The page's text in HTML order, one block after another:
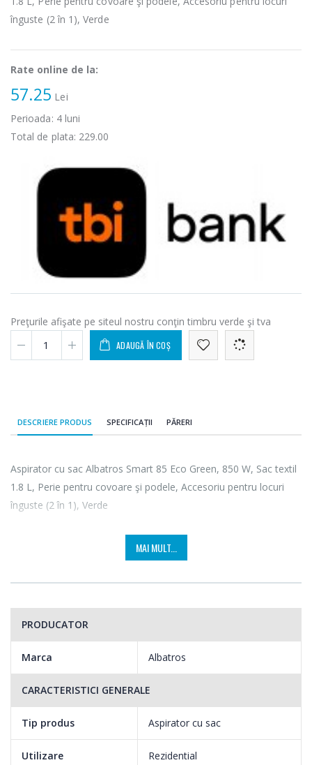
înguste (2 în 1), Verde
Rate online de la:
57.25 Lei
Perioada: 4luni
Total de plata: 229.00
Preţurile afişate pe siteul nostru conţin timbru verde şi tva
ADAUGĂ ÎN COȘ
DESCRIERE PRODUS SPECIFICAȚII PĂRERI
Aspirator cu sac Albatros Smart 85 Eco Green, 850 W, Sac textil
1.8 L, Perie pentru covoare şi podele, Accesoriu pentru locuri
înguste (2 în 1), Verde
MAI MULT...
PRODUCATOR
Marca Albatros
CARACTERISTICI GENERALE
Tip produs Aspirator cu sac
Utilizare Rezidential
carne
NobeLTek ...
bucatarie
299,00 Lei